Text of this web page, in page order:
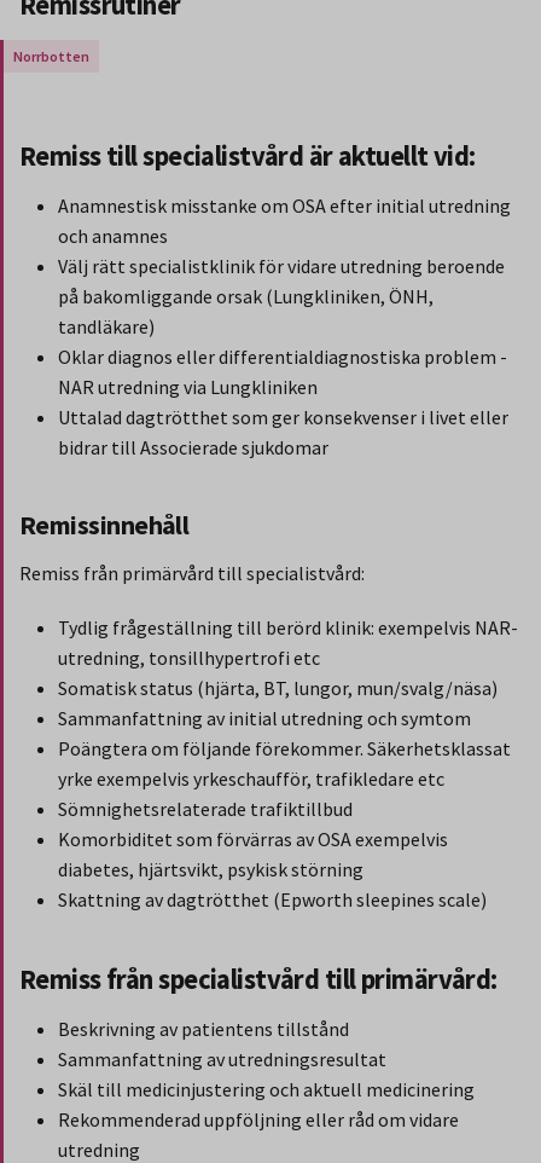
Remiss till specialistvård är aktuellt vid:
Anamnestisk misstanke om OSA efter initial utredning
och anamnes
Välj rätt specialistklinik för vidare utredning beroende
på bakomliggande orsak (Lungkliniken, ÖNH,
tandläkare)
Oklar diagnos eller differentialdiagnostiska problem -
NAR utredning via Lungkliniken
Uttalad dagtrötthet som ger konsekvenser i livet eller
bidrar till Associerade sjukdomar
Remissinnehåll
Remiss från primärvård till specialistvård:
Tydlig frågeställning till berörd klinik: exempelvis NAR-
utredning, tonsillhypertrofi etc
Somatisk status (hjärta, BT, lungor, mun/svalg/näsa)
Sammanfattning av initial utredning och symtom
Poängtera om följande förekommer. Säkerhetsklassat
yrke exempelvis yrkeschaufför, trafikledare etc
Sömnighetsrelaterade trafiktillbud
Komorbiditet som förvärras av OSA exempelvis
diabetes, hjärtsvikt, psykisk störning
Skattning av dagtrötthet (Epworth sleepines scale)
Remiss från specialistvård till primärvård:
Beskrivning av patientens tillstånd
Sammanfattning av utredningsresultat
Skäl till medicinjustering och aktuell medicinering
Rekommenderad uppföljning eller råd om vidare
utredning